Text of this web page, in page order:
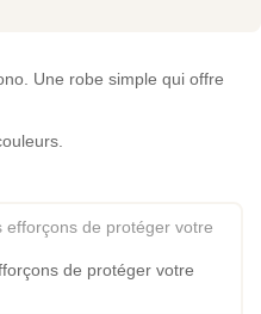
Une robe simple qui offre
de protéger votre